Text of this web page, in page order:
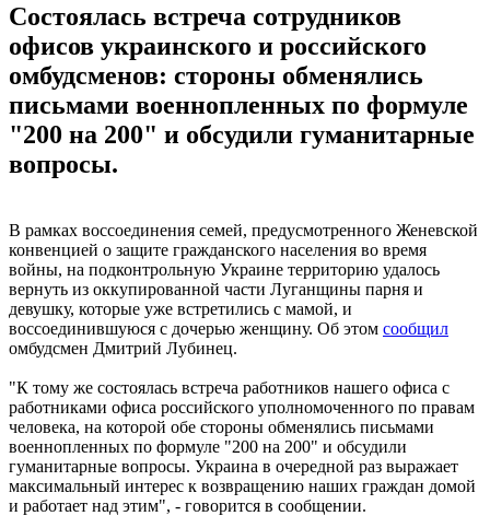
Состоялась встреча сотрудников
офисов украинского и российского
омбудсменов: стороны обменялись
письмами военнопленных по формуле
"200 на 200" и обсудили гуманитарные
вопросы.
В рамках воссоединения семей, предусмотренного Женевской
конвенцией о защите гражданского населения во время
войны, на подконтрольную Украине территорию удалось
вернуть из оккупированной части Луганщины парня и
девушку, которые уже встретились с мамой, и
воссоединившуюся с дочерью женщину. Об этом сообщил
омбудсмен Дмитрий Лубинец.
"К тому же состоялась встреча работников нашего офиса с
работниками офиса российского уполномоченного по правам
человека, на которой обе стороны обменялись письмами
военнопленных по формуле "200 на 200" и обсудили
гуманитарные вопросы. Украина в очередной раз выражает
максимальный интерес к возвращению наших граждан домой
и работает над этим", - говорится в сообщении.